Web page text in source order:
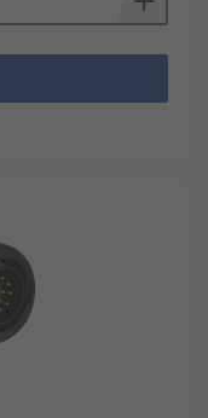
環境とメンテ
コンポ
れています。
を満たすMIL
業用途から革
いMIL規格丸
ます。おすす